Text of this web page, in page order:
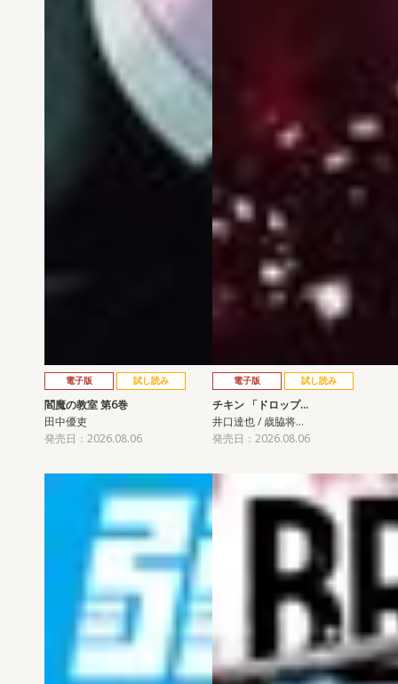
電子版 試し読み
閻魔の教室 第6巻
田中優吏
発売日：2026.08.06
電子版 試し読み
チキン 「ドロップ…
井口達也 / 歳脇将…
発売日：2026.08.06